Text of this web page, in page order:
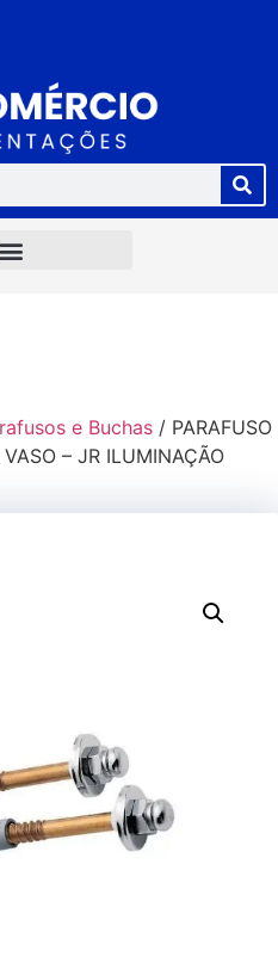
e Buchas / PARAFUSO
– JR ILUMINAÇÃO